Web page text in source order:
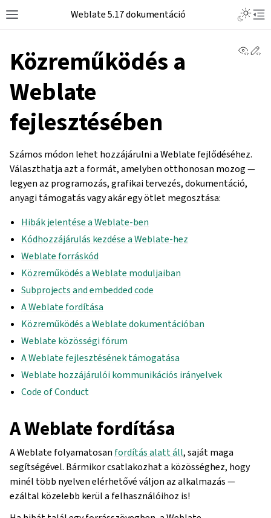
Weblate 5.17 dokumentáció
Közreműködés a
Weblate
fejlesztésében
Számos módon lehet hozzájárulni a Weblate fejlődéséhez.
Választhatja azt a formát, amelyben otthonosan mozog —
legyen az programozás, grafikai tervezés, dokumentáció,
anyagi támogatás vagy akár egy ötlet megosztása:
Hibák jelentése a Weblate-ben
Kódhozzájárulás kezdése a Weblate-hez
Weblate forráskód
Közreműködés a Weblate moduljaiban
Subprojects and embedded code
A Weblate fordítása
Közreműködés a Weblate dokumentációban
Weblate közösségi fórum
A Weblate fejlesztésének támogatása
Weblate hozzájárulói kommunikációs irányelvek
Code of Conduct
A Weblate fordítása
A Weblate folyamatosan fordítás alatt áll, saját maga
segítségével. Bármikor csatlakozhat a közösséghez, hogy
minél több nyelven elérhetővé váljon az alkalmazás —
ezáltal közelebb kerül a felhasználóihoz is!